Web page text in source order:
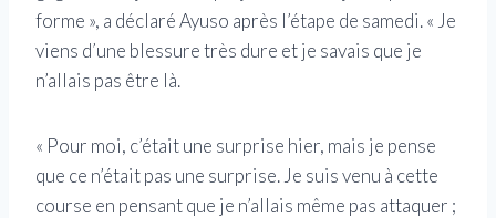
forme », a déclaré Ayuso après l’étape de samedi. « Je
viens d’une blessure très dure et je savais que je
n’allais pas être là.
« Pour moi, c’était une surprise hier, mais je pense
que ce n’était pas une surprise. Je suis venu à cette
course en pensant que je n’allais même pas attaquer ;